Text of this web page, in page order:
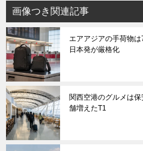
画像つき関連記事
エアアジアの手荷物
日本発が厳格化
関西空港のグルメは
舗増えたT1